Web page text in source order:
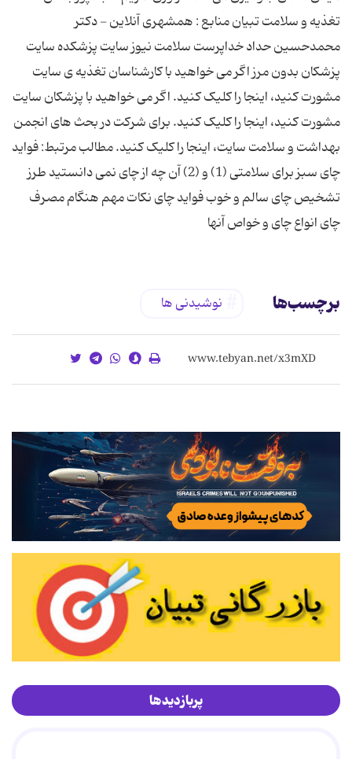
تغذیه و سلامت تبیان منابع : همشهری آنلاین - دکتر
محمدحسین حداد خداپرست سلامت نیوز سایت پزشکده سایت
پزشکان بدون مرز اگر می خواهید با کارشناسان تغذیه ی سایت
مشورت کنید، اینجا را کلیک کنید. اگر می خواهید با پزشکان سایت
مشورت کنید، اینجا را کلیک کنید. برای شرکت در بحث های انجمن
بهداشت و سلامت سایت، اینجا را کلیک کنید. مطالب مرتبط: فواید
چای سبز برای سلامتی (1) و (2) آن چه از چای نمی‌ دانستید طرز
تشخیص چای سالم و خوب فواید چای نکات مهم هنگام مصرف
چای انواع چای و خواص آنها
برچسب‌ها نوشیدنی ها
پربازدیدها